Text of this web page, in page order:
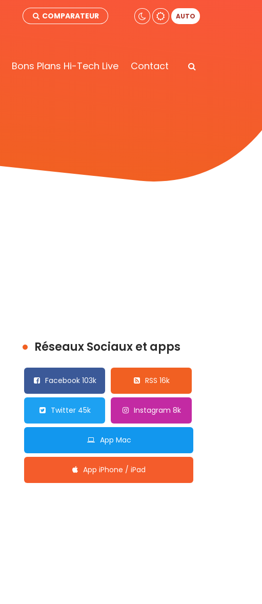
COMPARATEUR AUTO
Bons Plans Hi-Tech Live Contact
Réseaux Sociaux et apps
Facebook 103k RSS 16k
Twitter 45k Instagram 8k
App Mac
App iPhone / iPad